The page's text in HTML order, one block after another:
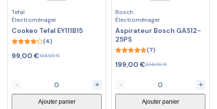
Tefal
Électroménager
Cookeo Tefal EY111B15
out of 5
(4)
124,00€
99,00 €
- +
Ajouter panier
Bosch
Électroménager
Aspirateur Bosch GAS12-
25PS
out of 5
(7)
224,00€
199,00 €
- +
Ajouter panier